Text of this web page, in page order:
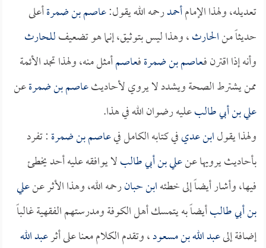
تعديله، ولهذا الإمامأحمدرحمه الله يقول:عاصم بن ضمرةأعلى
حديثاً منالحارث، وهذا ليس بتوثيق، إنما هو تضعيفللحارث
وأنه إذا اقترن فـعاصم بن ضمرةفعاصمأمثل منه، ولهذا تجد الأئمة
ممن يشترط الصحة ويشدد لا يروي لأحاديثعاصم بن ضمرةعن
علي بن أبي طالبعليه رضوان الله في هذا.
ولهذا يقولابن عديفي كتابه الكامل فيعاصم بن ضمرة: تفرد
بأحاديث يرويها عنعلي بن أبي طالبلا يوافقه عليه أحد يخطئ
فيها، وأشار أيضاً إلى خطئهابن حبانرحمه الله، وهذا الأثر عنعلي
بن أبي طالبأيضاً به يتمسك أهل الكوفة ومدرستهم الفقهية غالباً
إضافة إلىعبد الله بن مسعود، وتقدم الكلام معنا على أثرعبد الله